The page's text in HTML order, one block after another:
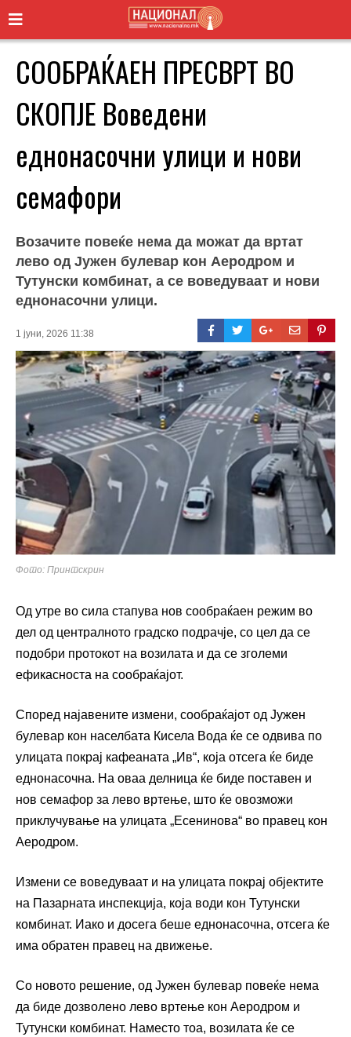
СООБРАЌАЕН ПРЕСВРТ ВО
СКОПЈЕ Воведени
еднонасочни улици и нови
семафори
Возачите повеќе нема да можат да вртат
лево од Јужен булевар кон Аеродром и
Тутунски комбинат, а се воведуваат и нови
еднонасочни улици.
1 јуни, 2026 11:38
Фото: Принтскрин
Од утре во сила стапува нов сообраќаен режим во
дел од централното градско подрачје, со цел да се
подобри протокот на возилата и да се зголеми
ефикасноста на сообраќајот.
Според најавените измени, сообраќајот од Јужен
булевар кон населбата Кисела Вода ќе се одвива по
улицата покрај кафеаната „Ив“, која отсега ќе биде
еднонасочна. На оваа делница ќе биде поставен и
нов семафор за лево вртење, што ќе овозможи
приклучување на улицата „Есенинова“ во правец кон
Аеродром.
Измени се воведуваат и на улицата покрај објектите
на Пазарната инспекција, која води кон Тутунски
комбинат. Иако и досега беше еднонасочна, отсега ќе
има обратен правец на движење.
Со новото решение, од Јужен булевар повеќе нема
да биде дозволено лево вртење кон Аеродром и
Тутунски комбинат. Наместо тоа, возилата ќе се